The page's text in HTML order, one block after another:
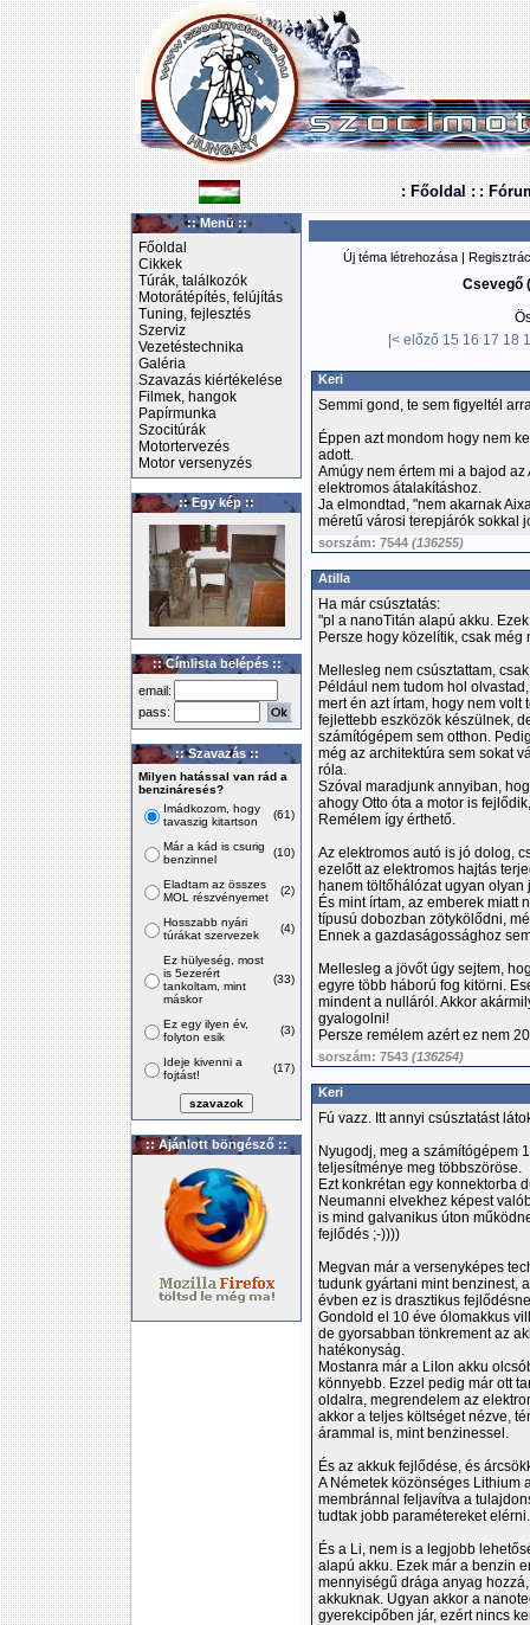
: Főoldal : :
:: Menü ::
Főoldal
Cikkek
Túrák, találkozók
Motorátépítés, felújítás
Tuning, fejlesztés
Szerviz
Vezetéstechnika
Galéria
Szavazás kiértékelése
Filmek, hangok
Papírmunka
Szocitúrák
Motortervezés
Motor versenyzés
:: Egy kép ::
:: Címlista belépés ::
email:
pass:
:: Szavazás ::
Milyen hatással van rád a
benzináresés?
Imádkozom, hogy
tavaszig kitartson
(61)
Már a kád is csurig
benzinnel
(10)
Eladtam az összes
MOL részvényemet
(2)
Hosszabb nyári
túrákat szervezek
(4)
Ez hülyeség, most
is 5ezerért
tankoltam, mint
máskor
(33)
Ez egy ilyen év,
folyton esik
(3)
Ideje kivenni a
fojtást!
(17)
:: Ajánlott böngésző ::
Új téma létrehozása |
Csevegő
|< előző 15 16 17 18
Keri
Semmi gond, te sem figyeltél
Éppen azt mondom hogy nem
adott.
Amúgy nem értem mi a bajod
elektromos átalakításhoz.
Ja elmondtad, "nem akarnak
méretű városi terepjárók sokkal
sorszám: 7544 (136255)
Atilla
Ha már csúsztatás:
"pl a nanoTitán alapú akku.
Persze hogy közelítik, csak
Mellesleg nem csúsztattam,
Például nem tudom hol
mert én azt írtam, hogy nem
fejlettebb eszközök készülnek,
számítógépem sem otthon.
még az architektúra sem sokat
róla.
Szóval maradjunk annyiban,
ahogy Otto óta a motor is
Remélem így érthető.
Az elektromos autó is jó dolog,
ezelőtt az elektromos hajtás
hanem töltőhálózat ugyan
És mint írtam, az emberek miatt
típusú dobozban zötykölődni,
Ennek a gazdaságossághoz
Mellesleg a jövőt úgy sejtem,
egyre több háború fog kitörni.
mindent a nulláról. Akkor
gyalogolni!
Persze remélem azért ez nem
sorszám: 7543 (136254)
Keri
Fú vazz. Itt annyi csúsztatást
Nyugodj, meg a számítógépem
teljesítménye meg többszöröse.
Ezt konkrétan egy konnektorba
Neumanni elvekhez képest
is mind galvanikus úton
fejlődés ;-))))
Megvan már a versenyképes
tudunk gyártani mint benzinest,
évben ez is drasztikus
Gondold el 10 éve ólomakkus
de gyorsabban tönkrement az
hatékonyság.
Mostanra már a LiIon akku
könnyebb. Ezzel pedig már ott
oldalra, megrendelem az
akkor a teljes költséget nézve,
árammal is, mint benzinessel.
És az akkuk fejlődése, és
A Németek közönséges Lithium
membránnal feljavítva a
tudtak jobb paramétereket
És a Li, nem is a legjobb
alapú akku. Ezek már a benzin
mennyiségű drága anyag
akkuknak. Ugyan akkor a
gyerekcipőben jár, ezért nincs